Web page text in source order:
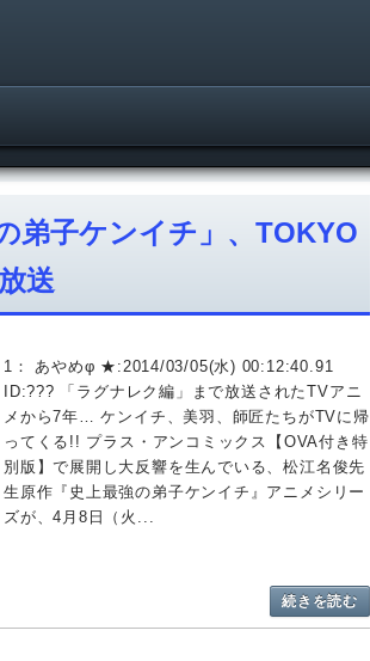
弟子ケンイチ」、TOKYO
送
1： あやめφ ★:2014/03/05(水) 00:12:40.91
ID:??? 「ラグナレク編」まで放送されたTVアニ
メから7年… ケンイチ、美羽、師匠たちがTVに帰
ってくる!! プラス・アンコミックス【OVA付き特
別版】で展開し大反響を生んでいる、松江名俊先
生原作『史上最強の弟子ケンイチ』アニメシリー
ズが、4月8日（火...
続きを読む